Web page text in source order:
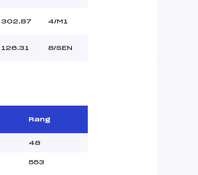
302.87 4/M1
126.31 8/SEN
Rang
48
553